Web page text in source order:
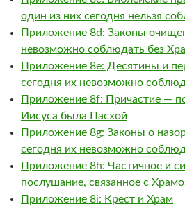
один из них сегодня нельзя
Приложение 8d: Законы
невозможно соблюдать без
Приложение 8e: Десятины и
сегодня их невозможно
Приложение 8f: Причастие —
Иисуса была Пасхой
Приложение 8g: Законы о
сегодня их невозможно
Приложение 8h: Частичное и
послушание, связанное с
Приложение 8i: Крест и Храм